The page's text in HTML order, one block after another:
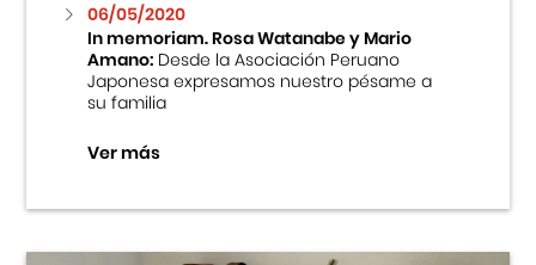
Fondo Editorial
Teatro Peruano Japonés
06/05/2020
In memoriam. Rosa Watanabe y Mario
Amano:Desde la Asociación Peruano
Japonesa expresamos nuestro pésame a
su familia
Ver más